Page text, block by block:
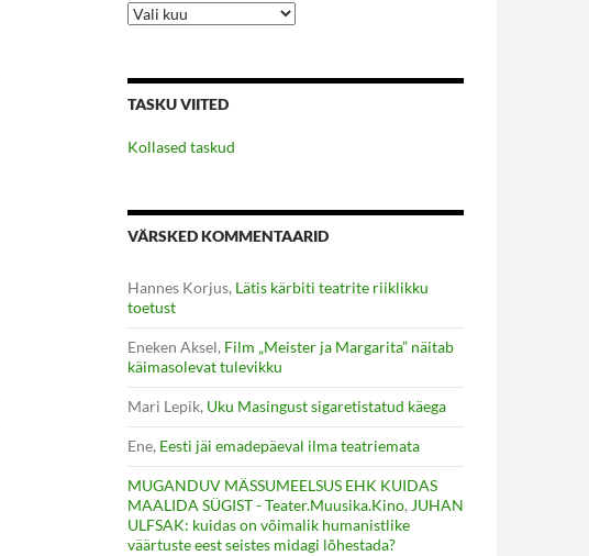
Arhiiv
TASKU VIITED
Kollased taskud
VÄRSKED KOMMENTAARID
Hannes Korjus, Lätis kärbiti teatrite riiklikku
toetust
Eneken Aksel, Film „Meister ja Margarita” näitab
käimasolevat tulevikku
Mari Lepik, Uku Masingust sigaretistatud käega
Ene, Eesti jäi emadepäeval ilma teatriemata
MUGANDUV MÄSSUMEELSUS EHK KUIDAS
MAALIDA SÜGIST - Teater.Muusika.Kino, JUHAN
ULFSAK: kuidas on võimalik humanistlike
väärtuste eest seistes midagi lõhestada?